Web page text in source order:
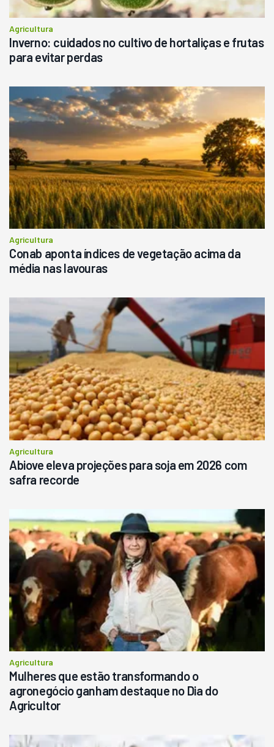
Agricultura
Inverno: cuidados no cultivo de hortaliças e frutas
para evitar perdas
Agricultura
Conab aponta índices de vegetação acima da
média nas lavouras
Agricultura
Abiove eleva projeções para soja em 2026 com
safra recorde
Agricultura
Mulheres que estão transformando o
agronegócio ganham destaque no Dia do
Agricultor